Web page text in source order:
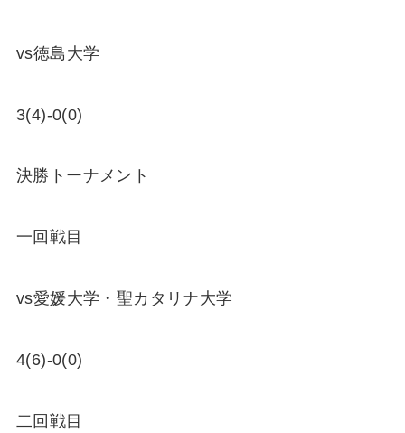
vs徳島大学
3(4)-0(0)
決勝トーナメント
一回戦目
vs愛媛大学・聖カタリナ大学
4(6)-0(0)
二回戦目